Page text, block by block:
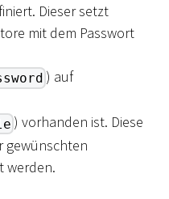
Dieser setzt
mit dem Passwort
) auf
) vorhanden ist. Diese
gewünschten
werden.